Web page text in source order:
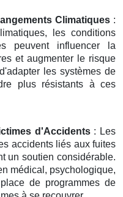
Climatiques :
les conditions
peuvent influencer la
et augmenter le risque
les systèmes de
plus résistants à ces
d'Accidents: Les
accidents liés aux fuites
un soutien considérable.
médical, psychologique,
de programmes de